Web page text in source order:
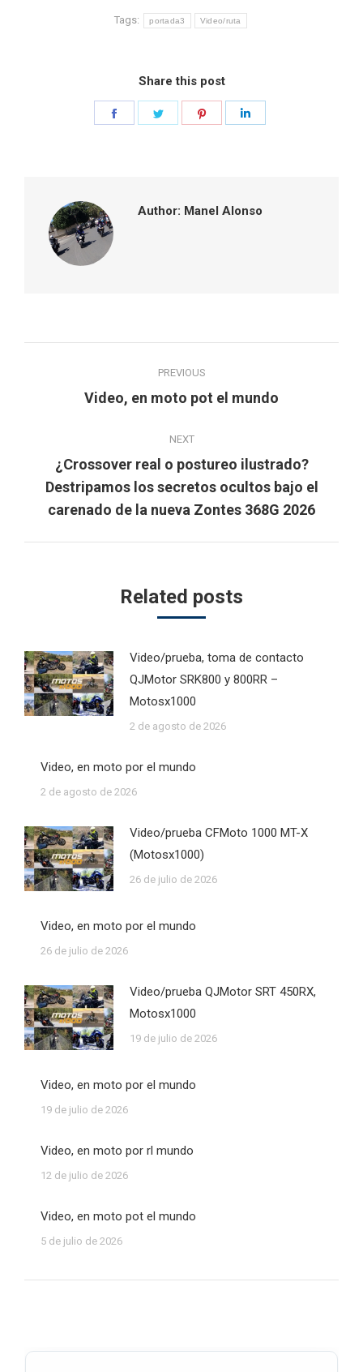
Tags: portada3 Video/ruta
Share this post
Author: Manel Alonso
navigation
PREVIOUS
Previous
Video, en moto pot el mundo
NEXT
Next
post:
¿Crossover real o postureo ilustrado?
Destripamos los secretos ocultos bajo el
carenado de la nueva Zontes 368G 2026
Related posts
Video/prueba, toma de contacto
QJMotor SRK800 y 800RR –
Motosx1000
2 de agosto de 2026
Video, en moto por el mundo
2 de agosto de 2026
Video/prueba CFMoto 1000 MT-X
(Motosx1000)
26 de julio de 2026
Video, en moto por el mundo
26 de julio de 2026
Video/prueba QJMotor SRT 450RX,
Motosx1000
19 de julio de 2026
Video, en moto por el mundo
19 de julio de 2026
Video, en moto por rl mundo
12 de julio de 2026
Video, en moto pot el mundo
5 de julio de 2026